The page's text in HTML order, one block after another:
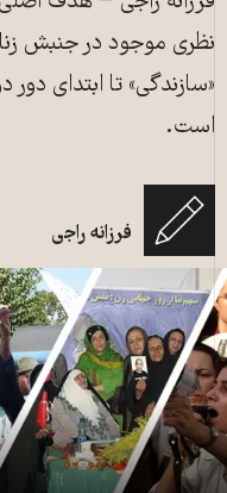
نظری موجود در جنبش
«سازندگی» تا ابتدای
است.
فرزانه راجی